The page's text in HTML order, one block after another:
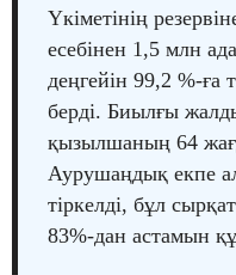
Үкіметінің
есебінен 1,5 млн
деңгейін 99,2 %-ға
берді. Биылғы
қызылшаның 64
Аурушаңдық екпе
тіркелді, бұл
83%-дан астамын